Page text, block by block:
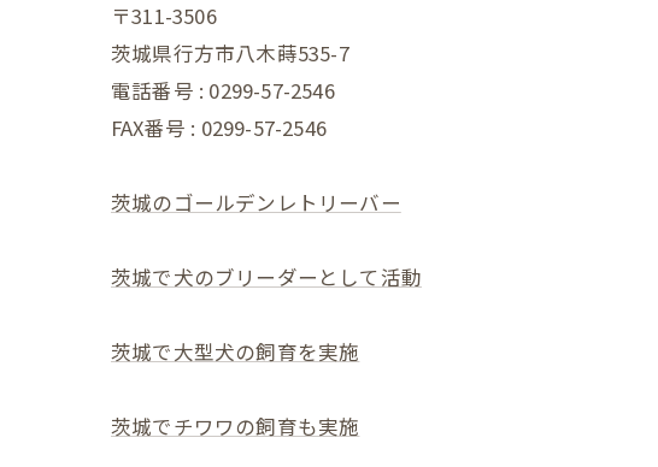
〒311-3506
茨城県行方市八木蒔535-7
電話番号 : 0299-57-2546
FAX番号 : 0299-57-2546
茨城のゴールデンレトリーバー
茨城で犬のブリーダーとして活動
茨城で大型犬の飼育を実施
茨城でチワワの飼育も実施